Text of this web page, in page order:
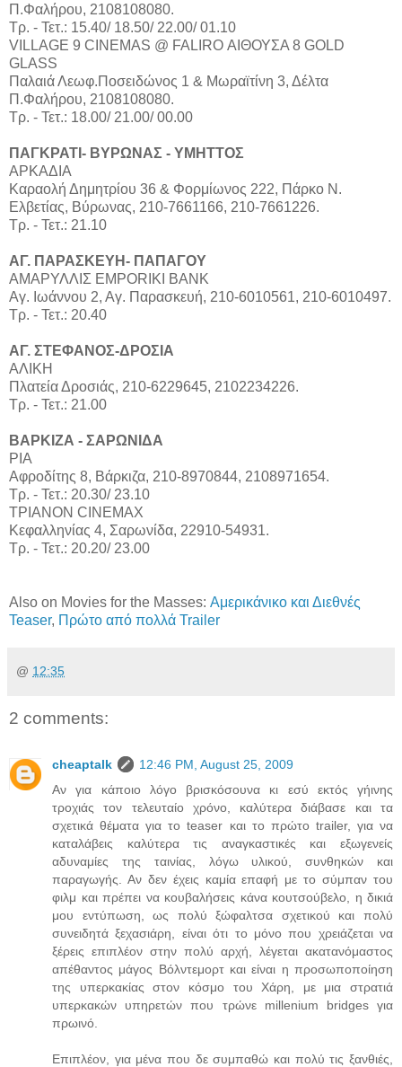
Π.Φαλήρου, 2108108080.
Τρ. - Τετ.: 15.40/ 18.50/ 22.00/ 01.10
VILLAGE 9 CINEMAS @ FALIRO ΑΙΘΟΥΣΑ 8 GOLD
GLASS
Παλαιά Λεωφ.Ποσειδώνος 1 & Μωραϊτίνη 3, Δέλτα
Π.Φαλήρου, 2108108080.
Τρ. - Τετ.: 18.00/ 21.00/ 00.00
ΠΑΓΚΡΑΤΙ- ΒΥΡΩΝΑΣ - ΥΜΗΤΤΟΣ
ΑΡΚΑΔΙΑ
Καραολή Δημητρίου 36 & Φορμίωνος 222, Πάρκο Ν.
Ελβετίας, Βύρωνας, 210-7661166, 210-7661226.
Τρ. - Τετ.: 21.10
ΑΓ. ΠΑΡΑΣΚΕΥΗ- ΠΑΠΑΓΟΥ
ΑΜΑΡΥΛΛΙΣ EMPORIKI BANK
Αγ. Ιωάννου 2, Αγ. Παρασκευή, 210-6010561, 210-6010497.
Τρ. - Τετ.: 20.40
ΑΓ. ΣΤΕΦΑΝΟΣ-ΔΡΟΣΙΑ
ΑΛΙΚΗ
Πλατεία Δροσιάς, 210-6229645, 2102234226.
Τρ. - Τετ.: 21.00
ΒΑΡΚΙΖΑ - ΣΑΡΩΝΙΔΑ
ΡΙΑ
Αφροδίτης 8, Βάρκιζα, 210-8970844, 2108971654.
Τρ. - Τετ.: 20.30/ 23.10
ΤΡΙΑΝΟΝ CINEMAX
Κεφαλληνίας 4, Σαρωνίδα, 22910-54931.
Τρ. - Τετ.: 20.20/ 23.00
Also on Movies for the Masses: Αμερικάνικο και Διεθνές
Teaser, Πρώτο από πολλά Trailer
@ 12:35
2 comments:
cheaptalk
12:46 PM, August 25, 2009
Αν για κάποιο λόγο βρισκόσουνα κι εσύ εκτός γήινης
τροχιάς τον τελευταίο χρόνο, καλύτερα διάβασε και τα
σχετικά θέματα για το teaser και το πρώτο trailer, για να
καταλάβεις καλύτερα τις αναγκαστικές και εξωγενείς
αδυναμίες της ταινίας, λόγω υλικού, συνθηκών και
παραγωγής. Αν δεν έχεις καμία επαφή με το σύμπαν του
φιλμ και πρέπει να κουβαλήσεις κάνα κουτσούβελο, η δικιά
μου εντύπωση, ως πολύ ξώφαλτσα σχετικού και πολύ
συνειδητά ξεχασιάρη, είναι ότι το μόνο που χρειάζεται να
ξέρεις επιπλέον στην πολύ αρχή, λέγεται ακατανόμαστος
απέθαντος μάγος Βόλντεμορτ και είναι η προσωποποίηση
της υπερκακίας στον κόσμο του Χάρη, με μια στρατιά
υπερκακών υπηρετών που τρώνε millenium bridges για
πρωινό.
Επιπλέον, για μένα που δε συμπαθώ και πολύ τις ξανθιές,